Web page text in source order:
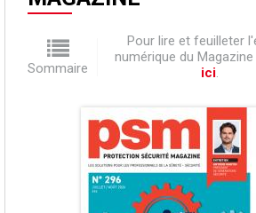
Sommaire
Pour lire et feuilleter
numérique du Magazine
ici.